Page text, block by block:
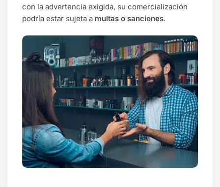
con la advertencia exigida, su comercialización
podría estar sujeta a multas o sanciones.